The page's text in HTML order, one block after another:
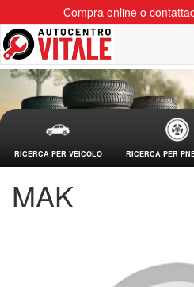
Compra online o
RICERCA PER VEICOLO RICERCA PER
MAK